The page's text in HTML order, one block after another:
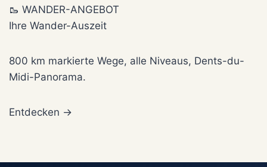
🥾 WANDER-ANGEBOT
Ihre Wander-Auszeit
800 km markierte Wege, alle Niveaus, Dents-du-
Midi-Panorama.
Entdecken →